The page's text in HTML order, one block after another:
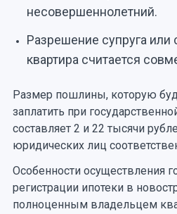
несовершеннолетний.
Разрешение супруга или
квартира считается
Размер пошлины, которую
заплатить при
составляет 2 и 22 тысячи
юридических лиц
Особенности осуществления
регистрации ипотеки в
полноценным владельцем